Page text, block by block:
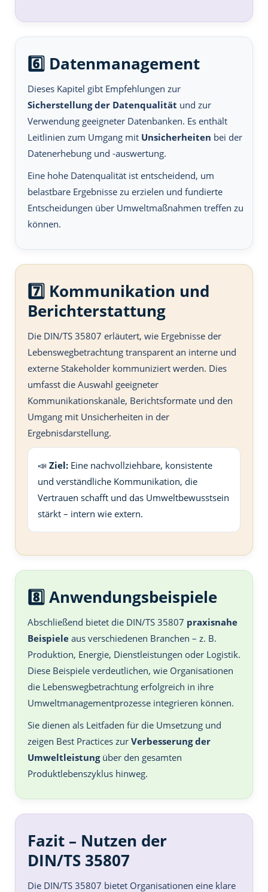
6️⃣ Datenmanagement
Dieses Kapitel gibt Empfehlungen zur
Sicherstellung der Datenqualität und zur
Verwendung geeigneter Datenbanken. Es enthält
Leitlinien zum Umgang mit Unsicherheiten bei der
Datenerhebung und -auswertung.
Eine hohe Datenqualität ist entscheidend, um
belastbare Ergebnisse zu erzielen und fundierte
Entscheidungen über Umweltmaßnahmen treffen zu
können.
7️⃣ Kommunikation und
Berichterstattung
Die DIN/TS 35807 erläutert, wie Ergebnisse der
Lebenswegbetrachtung transparent an interne und
externe Stakeholder kommuniziert werden. Dies
umfasst die Auswahl geeigneter
Kommunikationskanäle, Berichtsformate und den
Umgang mit Unsicherheiten in der
Ergebnisdarstellung.
📣 Ziel: Eine nachvollziehbare, konsistente
und verständliche Kommunikation, die
Vertrauen schafft und das Umweltbewusstsein
stärkt – intern wie extern.
8️⃣ Anwendungsbeispiele
Abschließend bietet die DIN/TS 35807 praxisnahe
Beispiele aus verschiedenen Branchen – z. B.
Produktion, Energie, Dienstleistungen oder Logistik.
Diese Beispiele verdeutlichen, wie Organisationen
die Lebenswegbetrachtung erfolgreich in ihre
Umweltmanagementprozesse integrieren können.
Sie dienen als Leitfaden für die Umsetzung und
zeigen Best Practices zur Verbesserung der
Umweltleistungüber den gesamten
Produktlebenszyklus hinweg.
Fazit – Nutzen der
DIN/TS 35807
Die DIN/TS 35807 bietet Organisationen eine klare